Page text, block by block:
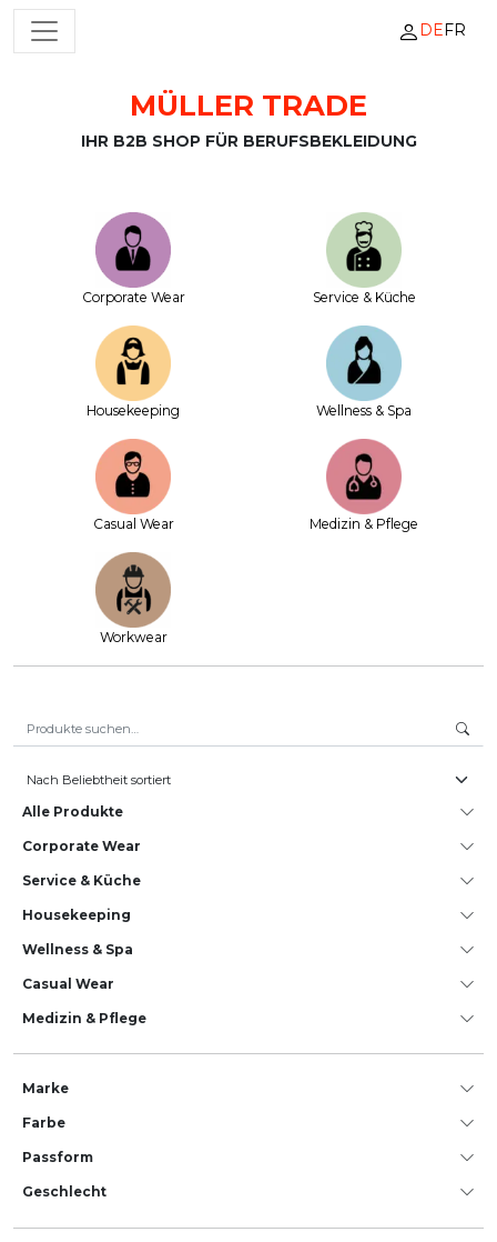
Zum Inhalt springen
HAUPTNAVIGATION DEFR
MÜLLER TRADE
IHR B2B SHOP FÜR BERUFSBEKLEIDUNG
Corporate Wear Service & Küche
House­keeping Wellness & Spa
Casual Wear Medizin & Pflege
Workwear
Alle Produkte
Corporate Wear
Service & Küche
House­keeping
Wellness & Spa
Casual Wear
Medizin & Pflege
Marke
Farbe
Passform
Geschlecht